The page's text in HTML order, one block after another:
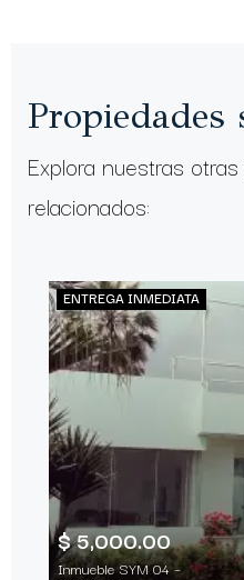
Propiedades
Explora nuestras
relacionados:
ENTREGA INMEDIATA
$ 5,000.00
Inmueble SYM 04 –